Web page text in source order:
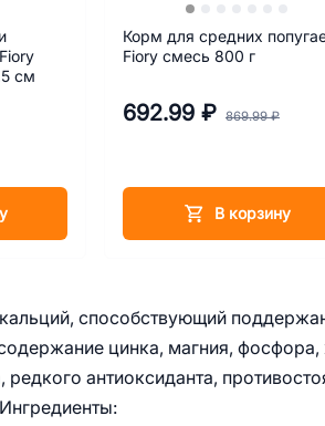
способствующий
цинка, магния,
редкого антиоксиданта,
см
Корм для средних
Fiory смесь 800 г
692.99 ₽ 869.99 ₽
В корзину